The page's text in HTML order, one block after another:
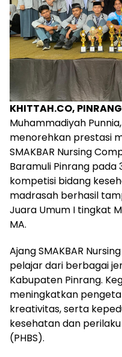
KHITTAH.CO, PINRANG
Muhammadiyah
menorehkan prestasi
SMAKBAR Nursing
Baramuli Pinrang pada
kompetisi bidang
madrasah berhasil
Juara Umum I tingkat
MA.
Ajang SMAKBAR
pelajar dari berbagai
Kabupaten Pinrang.
meningkatkan
kreativitas, serta
kesehatan dan
(PHBS).